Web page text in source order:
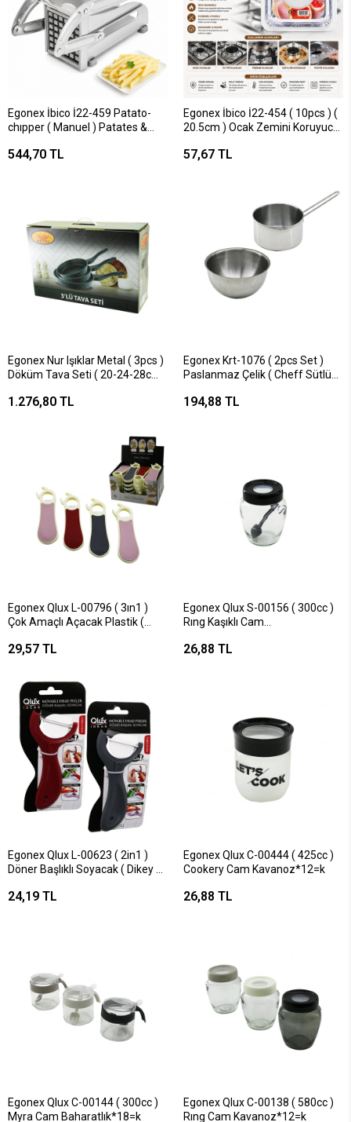
Egonex İbico İ22-459 Patato-
chıpper ( Manuel ) Patates &
Komple Metal ) ( Üstten Kollu
544,70 TL
Egonex İbico İ22-454 ( 10pcs ) (
20.5cm ) Ocak Zemini Koruyucu
57,67 TL
Egonex Nur Işıklar Metal ( 3pcs )
Döküm Tava Seti ( 20-24-28cm
1.276,80 TL
Egonex Krt-1076 ( 2pcs Set )
Paslanmaz Çelik ( Cheff Sütlük
Kap=17cm )*40
194,88 TL
Egonex Qlux L-00796 ( 3ın1 )
Çok Amaçlı Açacak Plastik (
Açacak )*48=k
29,57 TL
Egonex Qlux S-00156 ( 300cc )
Rıng Kaşıklı Cam
26,88 TL
Egonex Qlux L-00623 ( 2in1 )
Döner Başlıklı Soyacak ( Dikey &
24,19 TL
Egonex Qlux C-00444 ( 425cc )
Cookery Cam Kavanoz*12=k
26,88 TL
Egonex Qlux C-00144 ( 300cc )
Myra Cam Baharatlık*18=k
Egonex Qlux C-00138 ( 580cc )
Rıng Cam Kavanoz*12=k